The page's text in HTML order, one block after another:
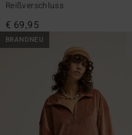
Reißverschluss
€ 69,95
BRANDNEU